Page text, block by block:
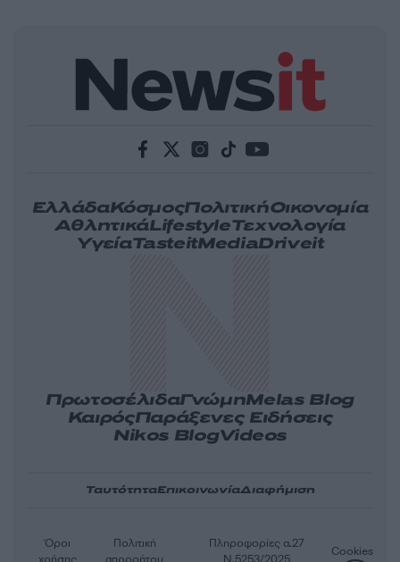
ΕλλάδαΚόσμοςΠολιτικήΟικονομία
ΑθλητικάLifestyleΤεχνολογία
ΥγείαTasteitMediaDriveit
ΠρωτοσέλιδαΓνώμηMelas Blog
ΚαιρόςΠαράξενες Ειδήσεις
Nikos BlogVideos
ΤαυτότηταΕπικοινωνίαΔιαφήμιση
Όροι
Πολιτική
Πληροφορίες α.27
Cookies